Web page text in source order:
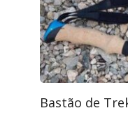
Bastão de